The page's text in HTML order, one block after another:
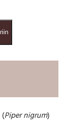
Piper nigrum)